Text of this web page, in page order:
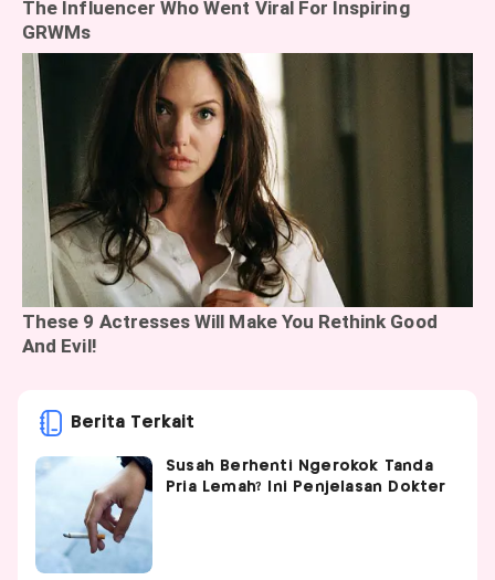
Berita Terkait
Susah Berhenti Ngerokok Tanda
Pria Lemah? Ini Penjelasan Dokter